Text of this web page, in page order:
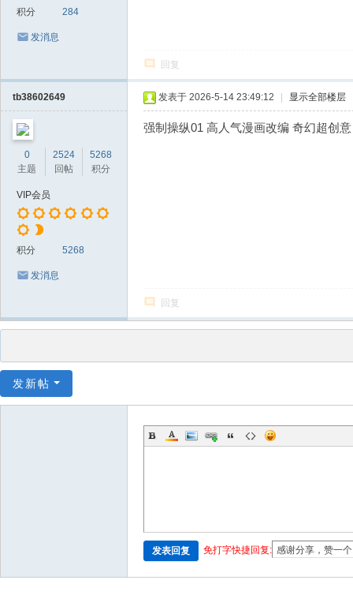
积分 284
发消息
回复
tb38602649
0
主题
2524
回帖
5268
积分
VIP会员
积分 5268
发消息
发表于 2026-5-14 23:49:12 显示全部楼层
强制操纵01 高人气漫画改编 奇幻超创
回复
发新帖
发表回复 免打字快捷回复: